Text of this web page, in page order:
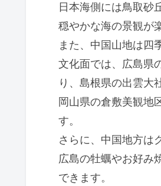
日本海側には鳥取砂
穏やかな海の景観が
また、中国山地は四
文化面では、広島県
り、島根県の出雲大
岡山県の倉敷美観地
す。
さらに、中国地方は
広島の牡蠣やお好み
できます。